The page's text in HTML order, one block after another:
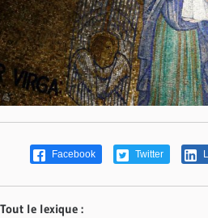
Facebook Twitter
Tout le lexique :